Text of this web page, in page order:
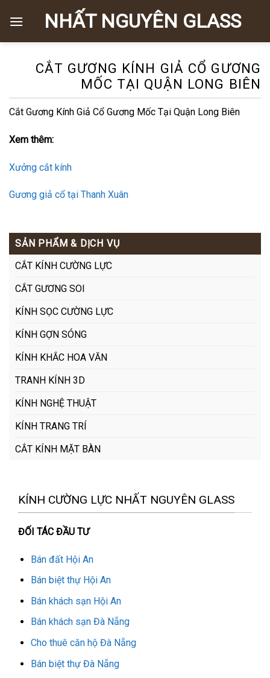
NHẤT NGUYÊN GLASS
CẮT GƯƠNG KÍNH GIẢ CỔ GƯƠNG
MỐC TẠI QUẬN LONG BIÊN
Cắt Gương Kính Giả Cổ Gương Mốc Tại Quận Long Biên
Xem thêm:
Xưởng cắt kính
Gương giả cổ tại Thanh Xuân
SẢN PHẨM & DỊCH VỤ
CẮT KÍNH CƯỜNG LỰC
CẮT GƯƠNG SOI
KÍNH SỌC CƯỜNG LỰC
KÍNH GỢN SÓNG
KÍNH KHẮC HOA VĂN
TRANH KÍNH 3D
KÍNH NGHỆ THUẬT
KÍNH TRANG TRÍ
CẮT KÍNH MẶT BÀN
KÍNH CƯỜNG LỰC NHẤT NGUYÊN GLASS
ĐỐI TÁC ĐẦU TƯ
Bán đất Hội An
Bán biệt thự Hội An
Bán khách sạn Hội An
Bán khách sạn Đà Nẵng
Cho thuê căn hộ Đà Nẵng
Bán biệt thự Đà Nẵng